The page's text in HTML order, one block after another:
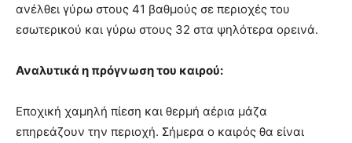
ανέλθει γύρω στους 41 βαθμούς σε περιοχές του
εσωτερικού και γύρω στους 32 στα ψηλότερα ορεινά.
Αναλυτικά η πρόγνωση του καιρού:
Εποχική χαμηλή πίεση και θερμή αέρια μάζα
επηρεάζουν την περιοχή. Σήμερα ο καιρός θα είναι